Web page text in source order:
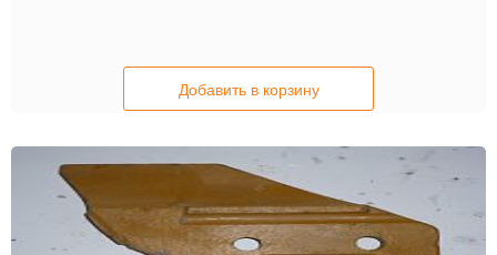
Добавить в корзину